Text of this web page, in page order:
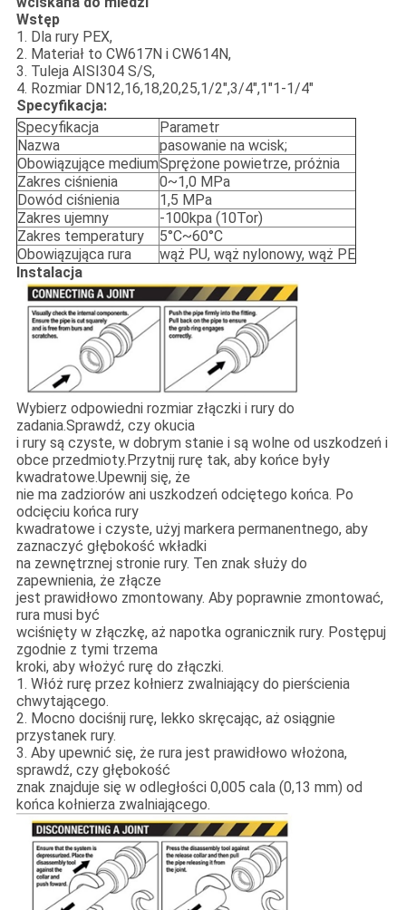
Wstęp
1. Dla rury PEX,
2. Materiał to CW617N i CW614N,
3. Tuleja AISI304 S/S,
4. Rozmiar DN12,16,18,20,25,1/2",3/4",1"1-1/4"
Specyfikacja:
Specyfikacja
Parametr
Nazwa
pasowanie na wcisk;
Obowiązujące mediumSprężone powietrze, próżnia
Zakres ciśnienia
0~1,0 MPa
Dowód ciśnienia
1,5 MPa
Zakres ujemny
-100kpa (10Tor)
Zakres temperatury
5°C~60°C
Obowiązująca rura
wąż PU, wąż nylonowy, wąż PE
Instalacja
Wybierz odpowiedni rozmiar złączki i rury do
zadania.Sprawdź, czy okucia
i rury są czyste, w dobrym stanie i są wolne od uszkodzeń i
obce przedmioty.Przytnij rurę tak, aby końce były
kwadratowe.Upewnij się, że
nie ma zadziorów ani uszkodzeń odciętego końca. Po
odcięciu końca rury
kwadratowe i czyste, użyj markera permanentnego, aby
zaznaczyć głębokość wkładki
na zewnętrznej stronie rury. Ten znak służy do
zapewnienia, że ​​złącze
jest prawidłowo zmontowany. Aby poprawnie zmontować,
rura musi być
wciśnięty w złączkę, aż napotka ogranicznik rury. Postępuj
zgodnie z tymi trzema
kroki, aby włożyć rurę do złączki.
1. Włóż rurę przez kołnierz zwalniający do pierścienia
chwytającego.
2. Mocno dociśnij rurę, lekko skręcając, aż osiągnie
przystanek rury.
3. Aby upewnić się, że rura jest prawidłowo włożona,
sprawdź, czy głębokość
znak znajduje się w odległości 0,005 cala (0,13 mm) od
końca kołnierza zwalniającego.